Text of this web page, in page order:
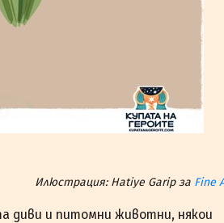
Илюстрация: Hatiye Garip за Fine
диви и питомни животни, някои